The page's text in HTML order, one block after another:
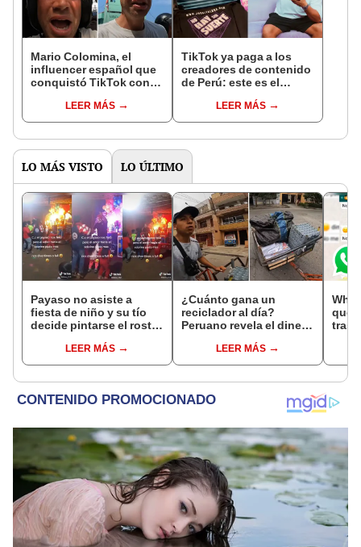
Mario Colomina, el
influencer español que
conquistó TikTok con
"Mi amor nació por la
gastronomía"
LEER MÁS
TikTok ya paga a los
creadores de contenido
de Perú: este es el
llegar a cobrar por 1.000
vistas
LEER MÁS
LO MÁS VISTO LO ÚLTIMO
Payaso no asiste a
fiesta de niño y su tío
decide pintarse el rostro
LEER MÁS
¿Cuánto gana un
reciclador al día?
Peruano revela el dinero
jornada de trabajo: "Es
oro puro"
LEER MÁS
que
tras